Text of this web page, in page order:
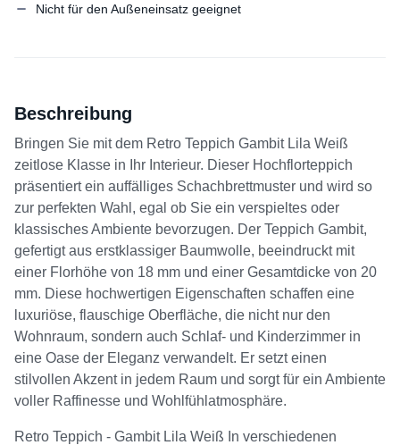
Nicht für den Außeneinsatz geeignet
Beschreibung
Bringen Sie mit dem Retro Teppich Gambit Lila Weiß
zeitlose Klasse in Ihr Interieur. Dieser Hochflorteppich
präsentiert ein auffälliges Schachbrettmuster und wird so
zur perfekten Wahl, egal ob Sie ein verspieltes oder
klassisches Ambiente bevorzugen. Der Teppich Gambit,
gefertigt aus erstklassiger Baumwolle, beeindruckt mit
einer Florhöhe von 18 mm und einer Gesamtdicke von 20
mm. Diese hochwertigen Eigenschaften schaffen eine
luxuriöse, flauschige Oberfläche, die nicht nur den
Wohnraum, sondern auch Schlaf- und Kinderzimmer in
eine Oase der Eleganz verwandelt. Er setzt einen
stilvollen Akzent in jedem Raum und sorgt für ein Ambiente
voller Raffinesse und Wohlfühlatmosphäre.
Retro Teppich - Gambit Lila Weiß In verschiedenen